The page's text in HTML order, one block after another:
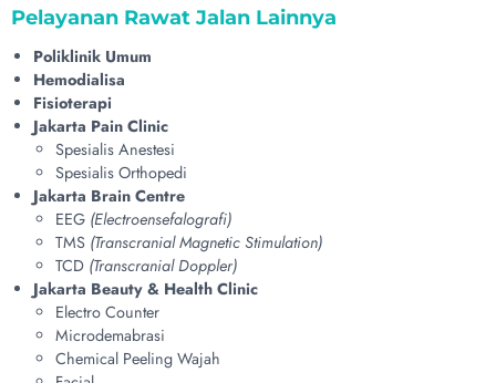
Pelayanan Rawat Jalan Lainnya
Poliklinik Umum
Hemodialisa
Fisioterapi
Jakarta Pain Clinic
Spesialis Anestesi
Spesialis Orthopedi
Jakarta Brain Centre
EEG (Electroensefalografi)
TMS (Transcranial Magnetic Stimulation)
TCD (Transcranial Doppler)
Jakarta Beauty & Health Clinic
Electro Counter
Microdemabrasi
Chemical Peeling Wajah